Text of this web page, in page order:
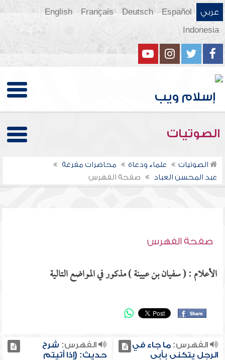
عربي Español
Deutsch
Français
English
Indonesia
الصوتيات
الصوتيات علماء ودعاة
محاضرات مفرغة
عبد المحسن العباد
صفحة الفهرس
صفحة الفهرس
الأعلام : ( سفيان بن عيينة ) مذكور في المواضع التالية
الفهرس:ما جاء في
الرجل يتكنى بأبي
الفهرس: شرح
حديث: (إذا أتيتم